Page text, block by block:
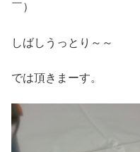
￣）
しばしうっとり～～
では頂きまーす。